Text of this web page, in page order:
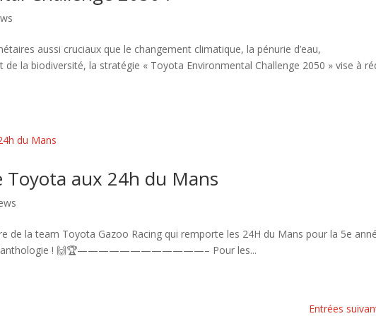
aussi cruciaux que le changement climatique, la pénurie d’eau,
de la biodiversité, la stratégie « Toyota Environmental Challenge 2050 » vise à
Toyota aux 24h du Mans
de la team Toyota Gazoo Racing qui remporte les 24H du Mans pour la 5e
d’anthologie ! 🙌🏆————————————– Pour les...
Entrées